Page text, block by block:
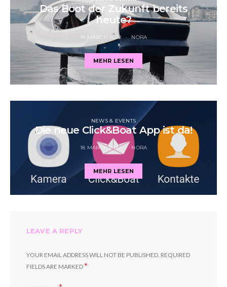
Das Boot der Zukunft bereits
heute?
18 MARCH 2022 NORA
MEHR LESEN
NEWS & EVENTS
Die neue Click&Boat App ist da!
18 MARCH 2022 NORA
MEHR LESEN
LEAVE A REPLY
YOUR EMAIL ADDRESS WILL NOT BE PUBLISHED. REQUIRED
FIELDS ARE MARKED*